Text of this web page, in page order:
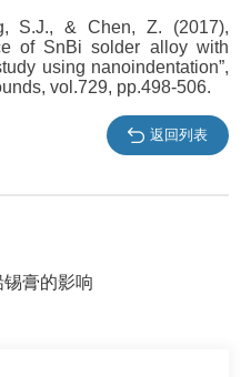
S.J., & Chen, Z. (2017),
of SnBi solder alloy with
using nanoindentation”,
vol.729, pp.498-506.
返回列表
膏的影响